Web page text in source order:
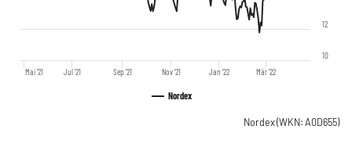
Nordex
Mai '21 Jul '21 Sep '21 Nov '21 Jan '22 Mär '22
10
12
Nordex(WKN: A0D655)